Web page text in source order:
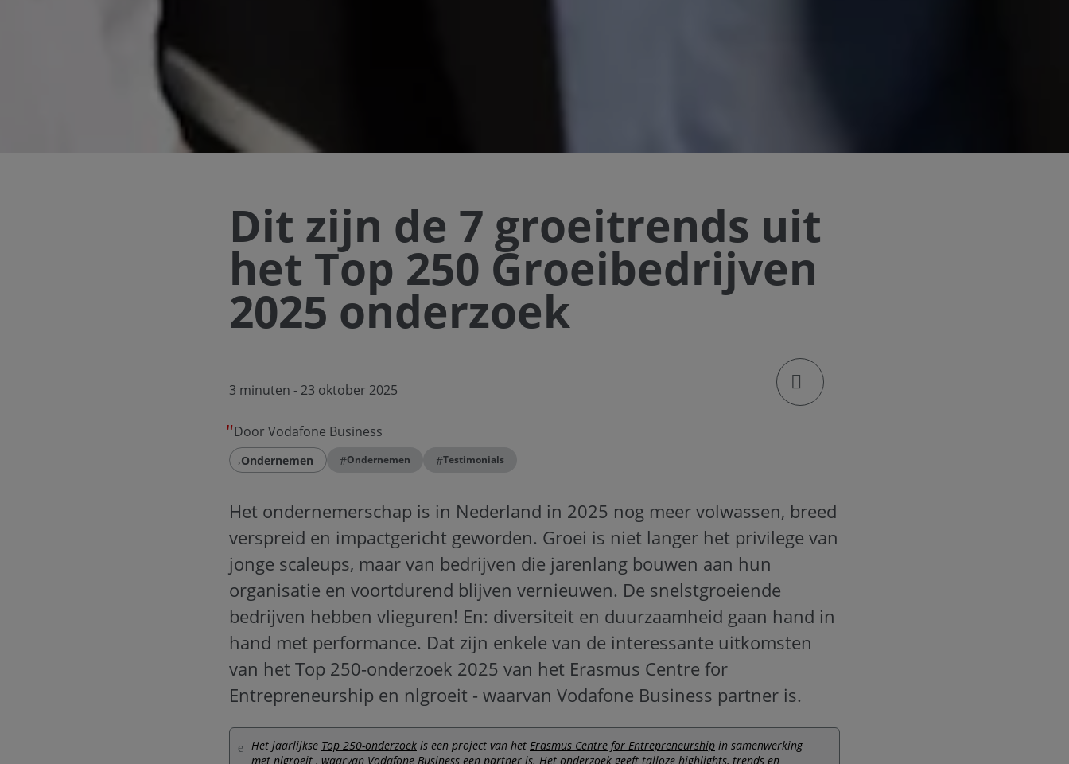
Dit zijn de 7 groeitrends uit
het Top 250 Groeibedrijven
2025 onderzoek
3 minuten - 23 oktober 2025
klik om de deellinks te openen
Door Vodafone Business
Ondernemen #Ondernemen #Testimonials
Het ondernemerschap is in Nederland in 2025 nog meer volwassen, breed
verspreid en impactgericht geworden. Groei is niet langer het privilege van
jonge scaleups, maar van bedrijven die jarenlang bouwen aan hun
organisatie en voortdurend blijven vernieuwen. De snelstgroeiende
bedrijven hebben vlieguren! En: diversiteit en duurzaamheid gaan hand in
hand met performance. Dat zijn enkele van de interessante uitkomsten
van het Top 250-onderzoek 2025 van het Erasmus Centre for
Entrepreneurship en nlgroeit - waarvan Vodafone Business partner is.
Het jaarlijkse Top 250-onderzoek is een project van het Erasmus Centre for Entrepreneurship in samenwerking
met nlgroeit , waarvan Vodafone Business een partner is. Het onderzoek geeft talloze highlights, trends en